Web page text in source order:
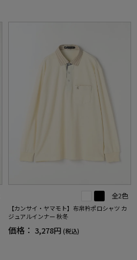
全2色
【カンサイ・ヤマモト】布帛衿ポロシャツ カ
ジュアルインナー 秋冬
価格： 3,278円 (税込)